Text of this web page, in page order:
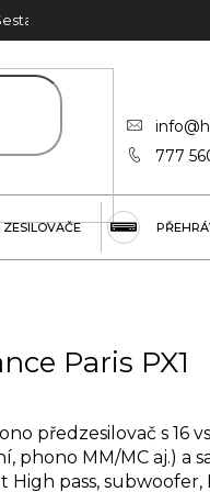
na míru
777
ZESILOVAČE
Paris PX1
předzesilovač s 16
phono MM/MC aj.) a
High pass,